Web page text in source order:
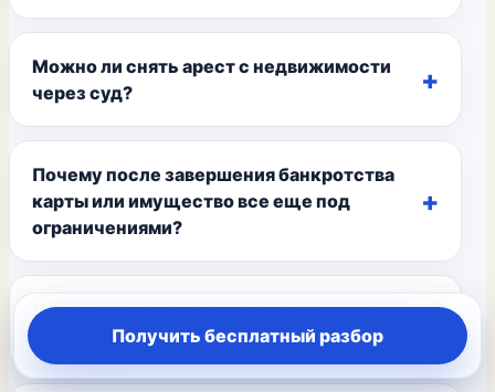
Можно ли снять арест с недвижимости
через суд?
Почему после завершения банкротства
карты или имущество все еще под
ограничениями?
Что делать, если пристав не отвечает на
заявление?Получить бесплатный разбор